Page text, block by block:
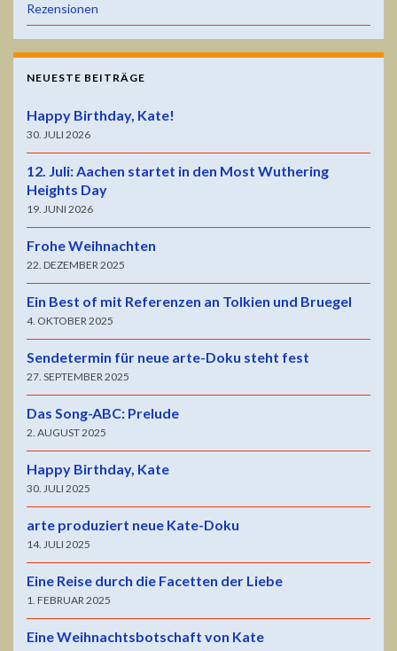
Rezensionen
NEUESTE BEITRÄGE
Happy Birthday, Kate!
30. JULI 2026
12. Juli: Aachen startet in den Most Wuthering
Heights Day
19. JUNI 2026
Frohe Weihnachten
22. DEZEMBER 2025
Ein Best of mit Referenzen an Tolkien und Bruegel
4. OKTOBER 2025
Sendetermin für neue arte-Doku steht fest
27. SEPTEMBER 2025
Das Song-ABC: Prelude
2. AUGUST 2025
Happy Birthday, Kate
30. JULI 2025
arte produziert neue Kate-Doku
14. JULI 2025
Eine Reise durch die Facetten der Liebe
1. FEBRUAR 2025
Eine Weihnachtsbotschaft von Kate